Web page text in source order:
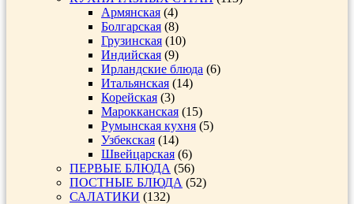
Армянская (4)
Болгарская (8)
Грузинская (10)
Индийская (9)
Ирландские блюда (6)
Итальянская (14)
Корейская (3)
Марокканская (15)
Румынская кухня (5)
Узбекская (14)
Швейцарская (6)
ПЕРВЫЕ БЛЮДА (56)
ПОСТНЫЕ БЛЮДА (52)
САЛАТИКИ (132)